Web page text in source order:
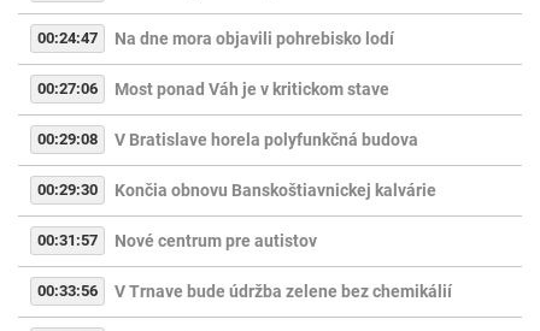
00:24:47 Na dne mora objavili pohrebisko lodí
00:27:06 Most ponad Váh je v kritickom stave
00:29:08 V Bratislave horela polyfunkčná budova
00:29:30 Končia obnovu Banskoštiavnickej kalvárie
00:31:57 Nové centrum pre autistov
00:33:56 V Trnave bude údržba zelene bez chemikálií